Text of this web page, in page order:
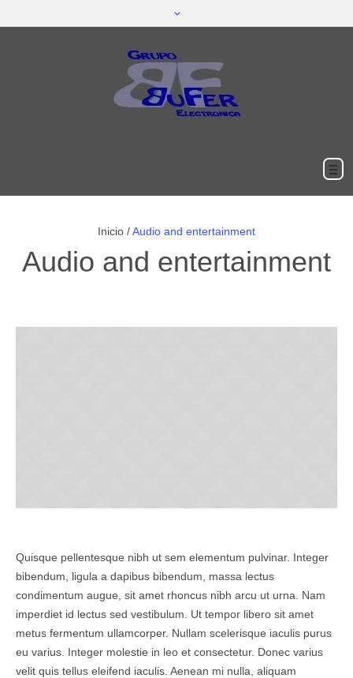
Inicio /Audio and entertainment
Audio and entertainment
Quisque pellentesque nibh ut sem elementum pulvinar. Integer
bibendum, ligula a dapibus bibendum, massa lectus
condimentum augue, sit amet rhoncus nibh arcu ut urna. Nam
imperdiet id lectus sed vestibulum. Ut tempor libero sit amet
metus fermentum ullamcorper. Nullam scelerisque iaculis purus
eu varius. Integer molestie in leo et consectetur. Donec varius
velit quis tellus eleifend iaculis. Aenean mi nulla, aliquam